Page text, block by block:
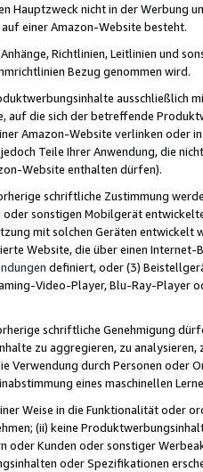
Hauptzweck nicht in der Werbung
einer Amazon-Website besteht.
Richtlinien, Leitlinien und
Bezug genommen wird.
ausschließlich
auf die sich der betreffende
Amazon-Website verlinken oder
Teile Ihrer Anwendung, die
Website enthalten dürfen).
schriftliche Zustimmung
sonstigen Mobilgerät
mit solchen Geräten
Website, die über einen
definiert, oder (3)
Video-Player, Blu-Ray-Player
schriftliche Genehmigung
zu aggregieren, zu
Verwendung durch Personen
eines maschinellen
Weise in die Funktionalität oder
(ii) keine
Kunden oder sonstiger
oder Spezifikationen